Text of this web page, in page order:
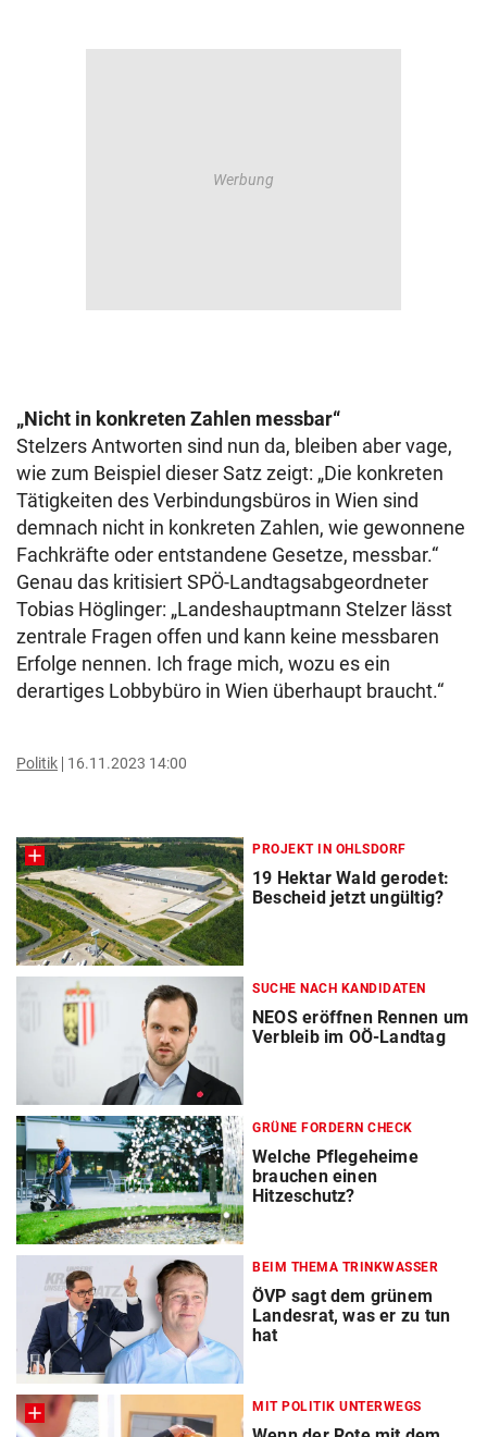
„Nicht in konkreten Zahlen messbar“
Stelzers Antworten sind nun da, bleiben aber vage,
wie zum Beispiel dieser Satz zeigt: „Die konkreten
Tätigkeiten des Verbindungsbüros in Wien sind
demnach nicht in konkreten Zahlen, wie gewonnene
Fachkräfte oder entstandene Gesetze, messbar.“
Genau das kritisiert SPÖ-Landtagsabgeordneter
Tobias Höglinger: „Landeshauptmann Stelzer lässt
zentrale Fragen offen und kann keine messbaren
Erfolge nennen. Ich frage mich, wozu es ein
derartiges Lobbybüro in Wien überhaupt braucht.“
Politik 16.11.2023 14:00
PROJEKT IN OHLSDORF
19 Hektar Wald gerodet:
Bescheid jetzt ungültig?
SUCHE NACH KANDIDATEN
NEOS eröffnen Rennen um
Verbleib im OÖ-Landtag
GRÜNE FORDERN CHECK
Welche Pflegeheime
brauchen einen
Hitzeschutz?
BEIM THEMA TRINKWASSER
ÖVP sagt dem grünem
Landesrat, was er zu tun
hat
MIT POLITIK UNTERWEGS